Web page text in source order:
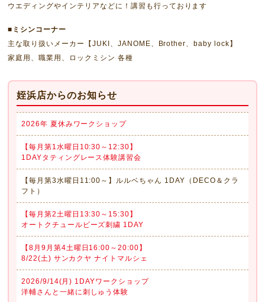
ウエディングやインテリアなどに！講習も行っております
■ミシンコーナー
主な取り扱いメーカー【JUKI、JANOME、Brother、baby lock】
家庭用、職業用、ロックミシン 各種
姪浜店からのお知らせ
2026年 夏休みワークショップ
【毎月第1水曜日10:30～12:30】
1DAYタティングレース体験講習会
【毎月第3水曜日11:00～】ルルベちゃん 1DAY（DECO＆クラ
フト）
【毎月第2土曜日13:30～15:30】
オートクチュールビーズ刺繍 1DAY
【8月9月第4土曜日16:00～20:00】
8/22(土) サンカクヤ ナイトマルシェ
2026/9/14(月) 1DAYワークショップ
洋輔さんと一緒に刺しゅう体験